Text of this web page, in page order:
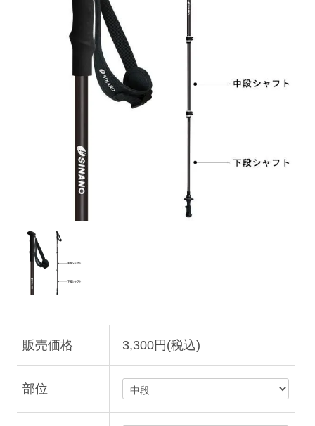
販売価格 3,300円(税込)
部位